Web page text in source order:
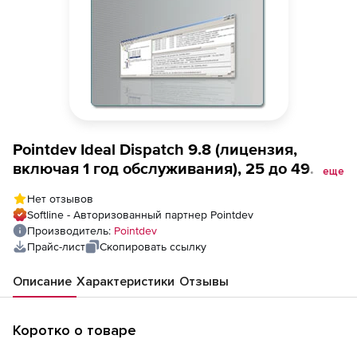
Pointdev Ideal Dispatch 9.8 (лицензия,
включая 1 год обслуживания), 25 до 49
еще
Нет отзывов
Softline - Авторизованный партнер Pointdev
Производитель: Pointdev
Прайс-лист
Скопировать ссылку
Описание Характеристики Отзывы
Коротко о товаре